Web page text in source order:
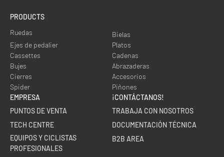
PRODUCTS
Ruedas
Bielas
Ejes de pedalier
Platos
Cassettes
Cadenas
Bujes
Abrazaderas
Cierres
Accesorios
Spider
Piñones
EMPRESA
PUNTOS DE VENTA
TECH CENTRE
EQUIPOS Y CICLISTAS
PROFESIONALES
¡CONTÁCTANOS!
TRABAJA CON NOSOTROS
DOCUMENTACIÓN TÉCNICA
B2B AREA